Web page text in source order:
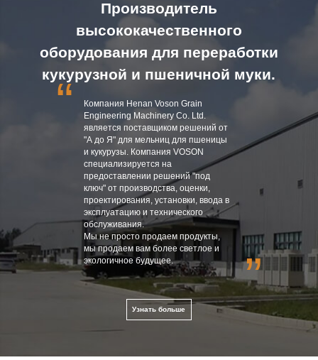
Производитель
высококачественного
оборудования для переработки
кукурузной и пшеничной муки.
“
Компания Henan Voson Grain
Engineering Machinery Co. Ltd.
является поставщиком решений от
"А до Я" для мельниц для пшеницы
и кукурузы. Компания VOSON
специализируется на
предоставлении решений "под
ключ" от производства, оценки,
проектирования, установки, ввода в
эксплуатацию и технического
обслуживания.
Мы не просто продаем продукты,
мы продаем вам более светлое и
экологичное будущее.
”
Узнать больше